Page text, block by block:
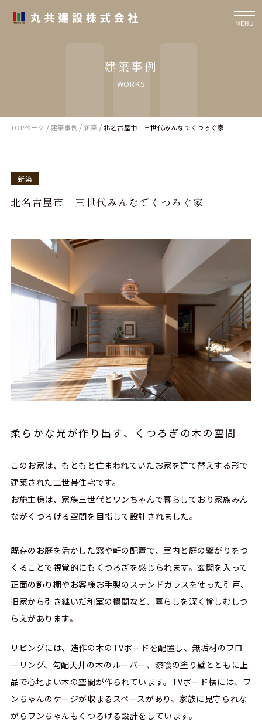
建築事例
WORKS
TOPページ /建築事例 / 新築 /北名古屋市 三世代みんなでくつろぐ家
新築
北名古屋市 三世代みんなでくつろぐ家
柔らかな光が作り出す、くつろぎの木の空間
このお家は、もともと住まわれていたお家を建て替えする形で
建築された二世帯住宅です。
お施主様は、家族三世代とワンちゃんで暮らしており家族みん
ながくつろげる空間を目指して設計されました。
既存のお庭を活かした窓や軒の配置で、室内と庭の繋がりをつ
くることで視覚的にもくつろぎを感じられます。玄関を入って
正面の飾り棚やお客様お手製のステンドガラスを使った引戸、
旧家から引き継いだ和室の欄間など、暮らしを深く愉しむしつ
らえがあります。
リビングには、造作の木のTVボードを配置し、無垢材のフロ
ーリング、勾配天井の木のルーバー、漆喰の塗り壁とともに上
品で心地よい木の空間が作られています。TVボード横には、ワ
ンちゃんのケージが収まるスペースがあり、家族に見守られな
がらワンちゃんもくつろげる設計をしています。